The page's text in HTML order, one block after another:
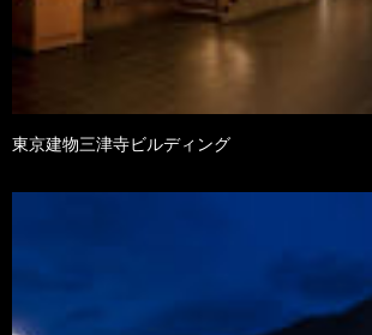
東京建物三津寺ビルディング